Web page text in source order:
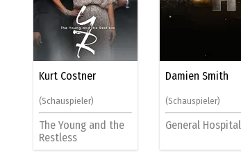
Kurt Costner
(Schauspieler)
The Young and the
Restless
Damien Smith
(Schauspieler)
General Hospital